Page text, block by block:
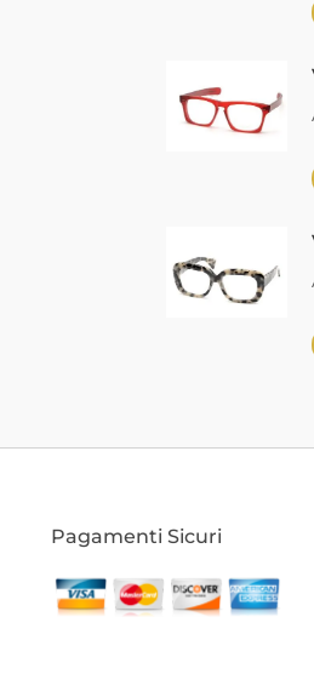
Pagamenti Sicuri